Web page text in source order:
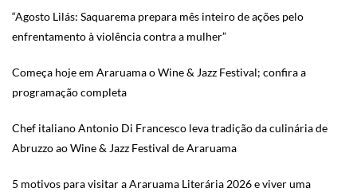
“Agosto Lilás: Saquarema prepara mês inteiro de ações pelo
enfrentamento à violência contra a mulher”
Começa hoje em Araruama o Wine & Jazz Festival; confira a
programação completa
Chef italiano Antonio Di Francesco leva tradição da culinária de
Abruzzo ao Wine & Jazz Festival de Araruama
5 motivos para visitar a Araruama Literária 2026 e viver uma